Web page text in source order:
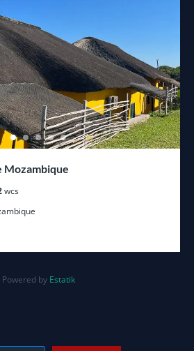
Mozambique
wcs
Powered by Estatik